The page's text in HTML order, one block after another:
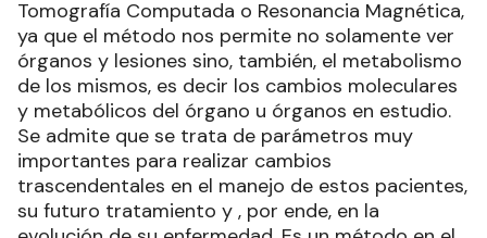
Tomografía Computada o Resonancia Magnética,
ya que el método nos permite no solamente ver
órganos y lesiones sino, también, el metabolismo
de los mismos, es decir los cambios moleculares
y metabólicos del órgano u órganos en estudio.
Se admite que se trata de parámetros muy
importantes para realizar cambios
trascendentales en el manejo de estos pacientes,
su futuro tratamiento y , por ende, en la